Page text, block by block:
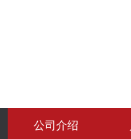
公司介绍